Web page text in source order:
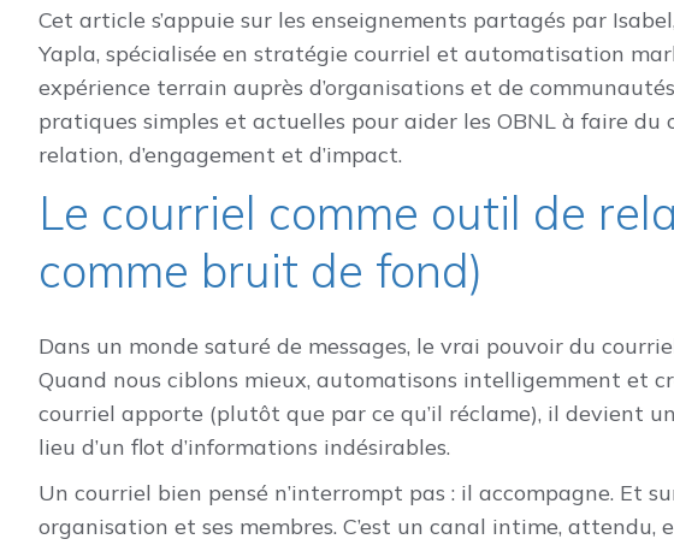
Cet article s’appuie sur les enseignements partagés par
Yapla, spécialisée en stratégie courriel et automatisation
expérience terrain auprès d’organisations et de
pratiques simples et actuelles pour aider les OBNL à faire du
relation, d’engagement et d’impact.
Le courriel comme outil de
comme bruit de fond)
Dans un monde saturé de messages, le vrai pouvoir du
Quand nous ciblons mieux, automatisons intelligemment et
courriel apporte (plutôt que par ce qu’il réclame), il devient
lieu d’un flot d’informations indésirables.
Un courriel bien pensé n’interrompt pas : il accompagne. Et
organisation et ses membres. C’est un canal intime, attendu,